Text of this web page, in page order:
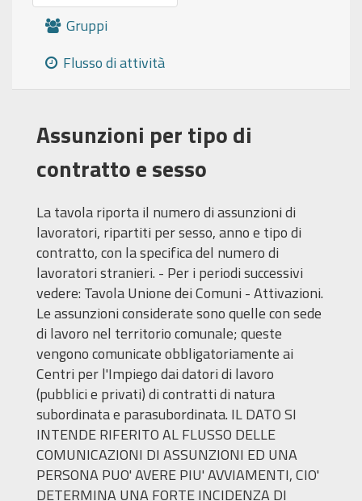
Gruppi
Flusso di attività
Assunzioni per tipo di
contratto e sesso
La tavola riporta il numero di assunzioni di
lavoratori, ripartiti per sesso, anno e tipo di
contratto, con la specifica del numero di
lavoratori stranieri. - Per i periodi successivi
vedere: Tavola Unione dei Comuni - Attivazioni.
Le assunzioni considerate sono quelle con sede
di lavoro nel territorio comunale; queste
vengono comunicate obbligatoriamente ai
Centri per l'Impiego dai datori di lavoro
(pubblici e privati) di contratti di natura
subordinata e parasubordinata. IL DATO SI
INTENDE RIFERITO AL FLUSSO DELLE
COMUNICAZIONI DI ASSUNZIONI ED UNA
PERSONA PUO' AVERE PIU' AVVIAMENTI, CIO'
DETERMINA UNA FORTE INCIDENZA DI